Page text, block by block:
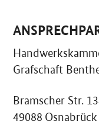
Grafschaft
Bramscher Str.
49088 Osnabrück